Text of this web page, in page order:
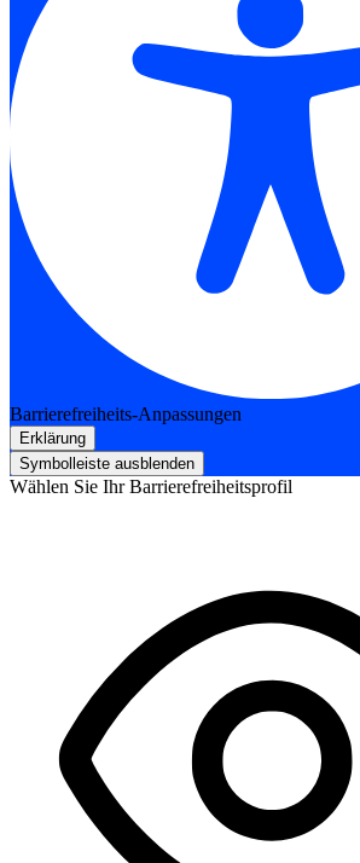
Barrierefreiheits-Anpassungen
Erklärung
Symbolleiste ausblenden
Wählen Sie Ihr Barrierefreiheitsprofil